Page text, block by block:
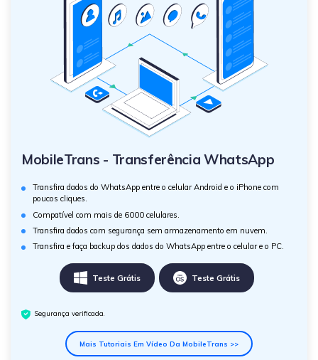
MobileTrans - Transferência WhatsApp
Transfira dados do WhatsApp entre o celular Android e o iPhone com
poucos cliques.
Compatível com mais de 6000 celulares.
Transfira dados com segurança sem armazenamento em nuvem.
Transfira e faça backup dos dados do WhatsApp entre o celular e o PC.
Teste Grátis Teste Grátis
Segurança verificada.
Mais Tutoriais Em Vídeo Da MobileTrans >>